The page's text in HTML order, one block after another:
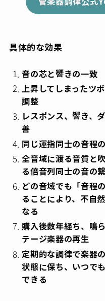
具体的な効果
音の芯と響きの一致
上昇してしまったツ
調整​
レスポンス、響き、
善​
同じ運指同士の音程
全音域に渡る音質と
る倍音列同士の音の
どの音域でも「音程
ることにより、不自
なる
購入後数年経ち、鳴
テージ楽器の再生​​
定期的な調律で楽器
状態に保ち、いつで
できる